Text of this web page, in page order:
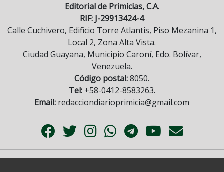
Editorial de Primicias, C.A.
RIF: J-29913424-4
Calle Cuchivero, Edificio Torre Atlantis, Piso Mezanina 1,
Local 2, Zona Alta Vista.
Ciudad Guayana, Municipio Caroní, Edo. Bolívar,
Venezuela.
Código postal:8050.
Tel:+58-0412-8583263.
Email: redacciondiarioprimicia@gmail.com